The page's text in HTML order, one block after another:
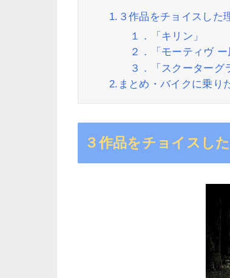
1.３作品をチョイスした
１．「キリン」
２．「モーティヴ
３．「スクーターグ
2.まとめ・バイクに乗り
３作品をチョイスし